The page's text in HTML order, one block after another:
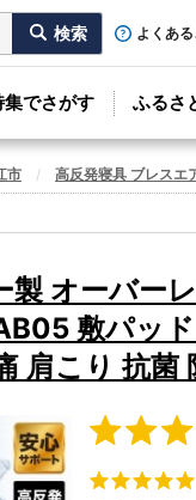
よくあ
集でさがす ふるさ
市 高反発寝具 ブレスエ
オーバー
敷パッ
肩こり 抗菌